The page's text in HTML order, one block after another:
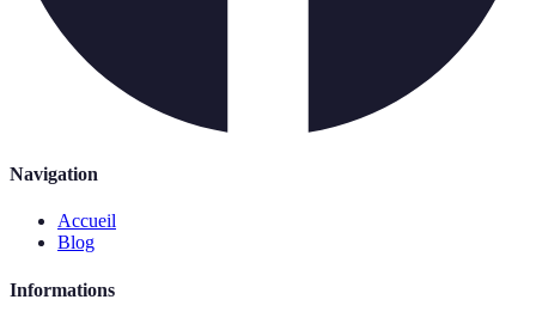
Navigation
Accueil
Blog
Informations